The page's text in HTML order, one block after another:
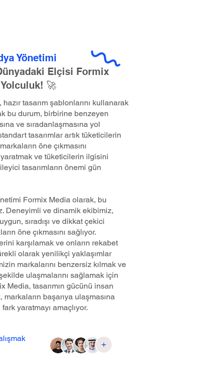
Yönetimi
Elçisi Formix
🚀
tasarım şablonlarını kullanarak
bu durum, birbirine benzeyen
ve sıradanlaşmasına yol
tasarımlar artık tüketicilerin
öne çıkmasını
yaratmak ve tüketicilerin ilgisini
tasarımların önemi gün
Formix Media olarak, bu
Deneyimli ve dinamik ekibimiz,
sıradışı ve dikkat çekici
öne çıkmasını sağlıyor.
karşılamak ve onların rekabet
olarak yenilikçi yaklaşımlar
markalarını benzersiz kılmak ve
ulaşmalarını sağlamak için
Media, tasarımın gücünü insan
başarıya ulaşmasına
yaratmayı amaçlıyor.